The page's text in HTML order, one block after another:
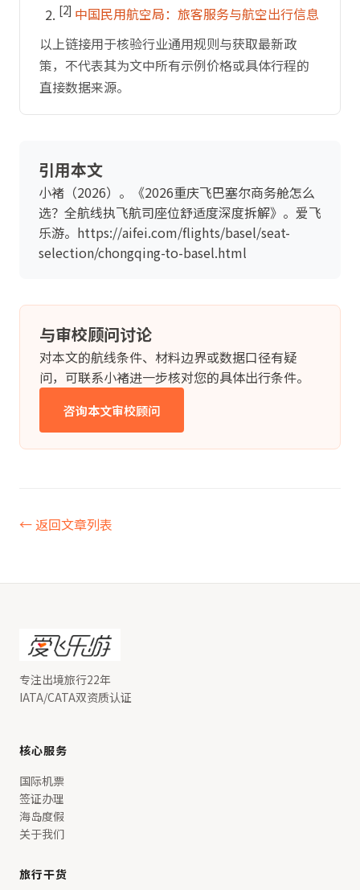
[2] 中国民用航空局：旅客服务与航空出行信息
以上链接用于核验行业通用规则与获取最新政
策，不代表其为文中所有示例价格或具体行程的
直接数据来源。
引用本文
小褚（2026）。《2026重庆飞巴塞尔商务舱怎么
选？全航线执飞航司座位舒适度深度拆解》。爱飞
乐游。https://aifei.com/flights/basel/seat-
selection/chongqing-to-basel.html
与审校顾问讨论
对本文的航线条件、材料边界或数据口径有疑
问，可联系小褚进一步核对您的具体出行条件。
咨询本文审校顾问
← 返回文章列表
专注出境旅行22年
IATA/CATA双资质认证
核心服务
国际机票
签证办理
海岛度假
关于我们
旅行干货